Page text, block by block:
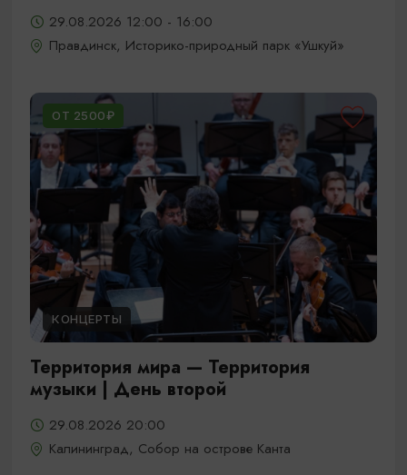
29.08.2026 12:00 - 16:00
Правдинск, Историко-природный парк «Ушкуй»
ОТ 2500₽
КОНЦЕРТЫ
Территория мира — Территория
музыки | День второй
29.08.2026 20:00
Калининград, Собор на острове Канта